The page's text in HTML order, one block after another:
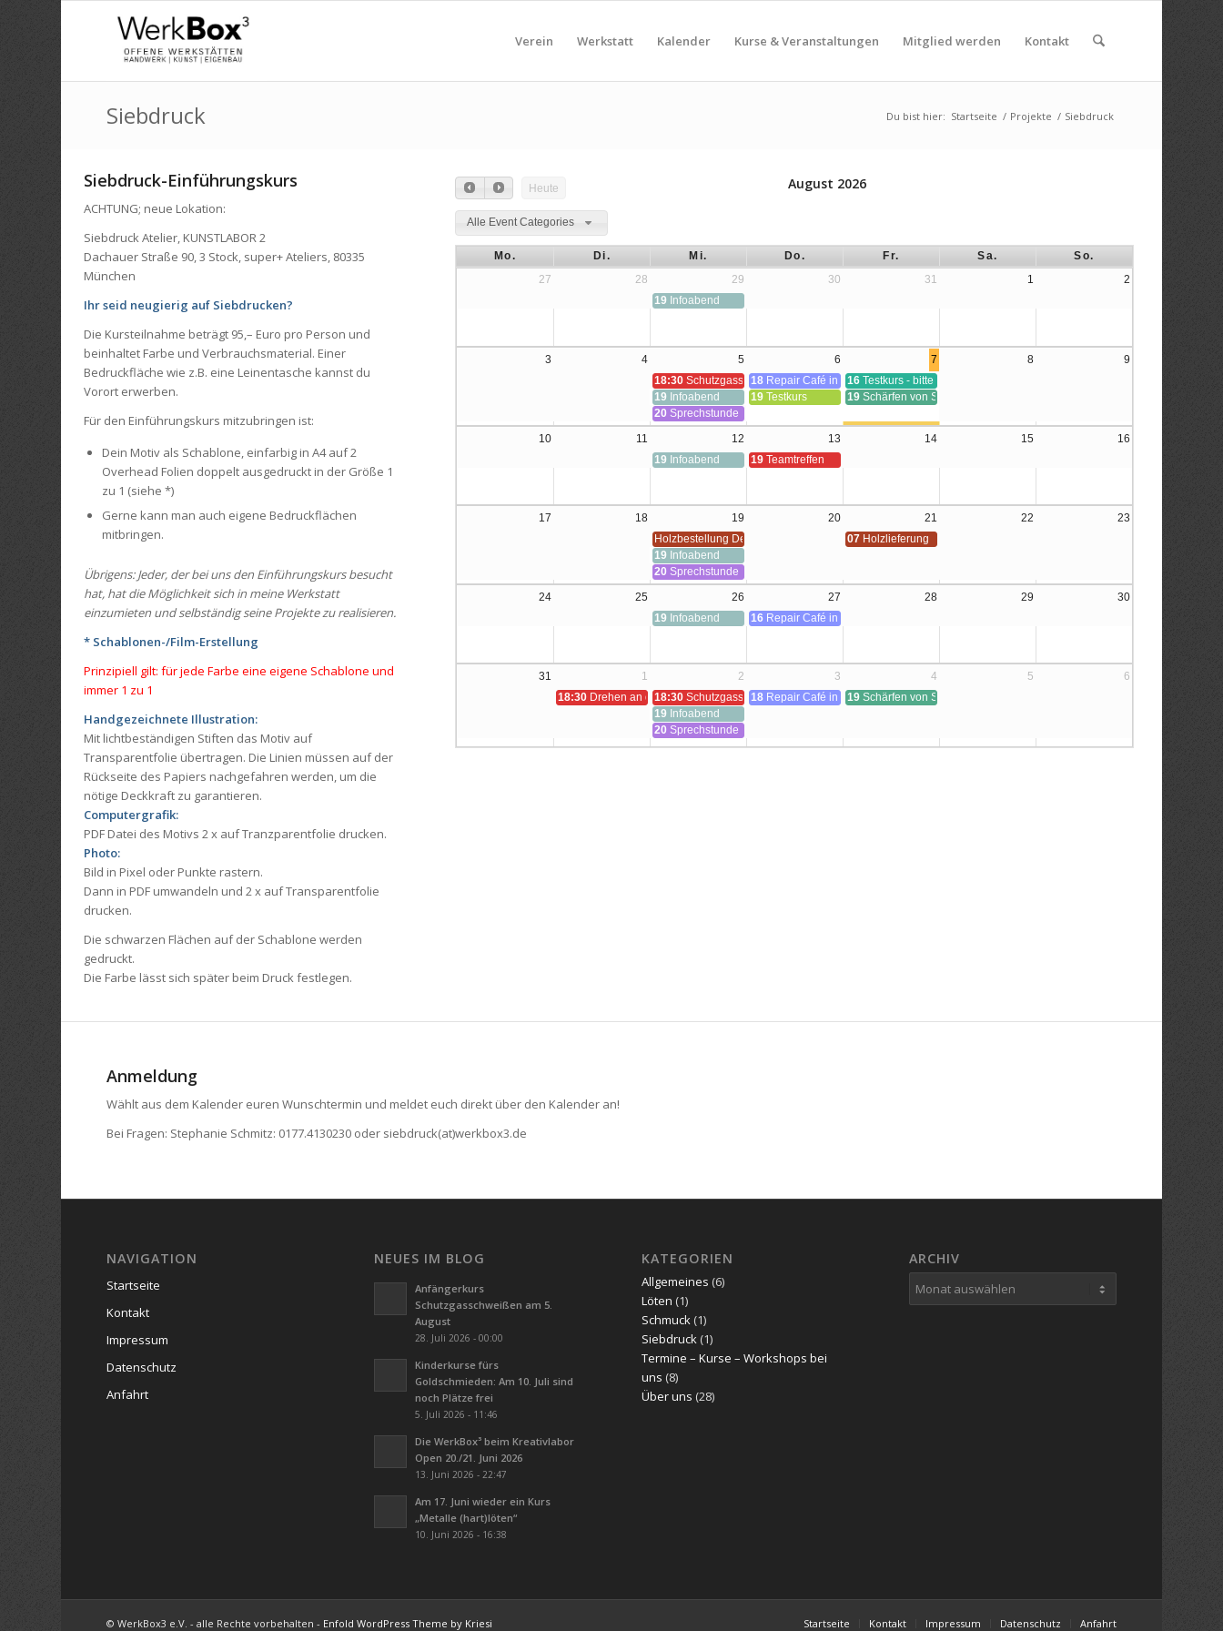
Verein Werkstatt Kalender Kurse & Veranstaltungen Mitglied werden Kontakt
Siebdruck Du bist hier: Startseite / Projekte / Siebdruck
Siebdruck-Einführungskurs
ACHTUNG; neue Lokation:
Siebdruck Atelier, KUNSTLABOR 2
Dachauer Straße 90, 3 Stock, super+ Ateliers, 80335
München
Ihr seid neugierig auf Siebdrucken?
Die Kursteilnahme beträgt 95,– Euro pro Person und
beinhaltet Farbe und Verbrauchsmaterial. Einer
Bedruckfläche wie z.B. eine Leinentasche kannst du
Vorort erwerben.
Für den Einführungskurs mitzubringen ist:
Dein Motiv als Schablone, einfarbig in A4 auf 2
Overhead Folien doppelt ausgedruckt in der Größe 1
zu 1 (siehe *)
Gerne kann man auch eigene Bedruckflächen
mitbringen.
Übrigens: Jeder, der bei uns den Einführungskurs besucht
hat, hat die Möglichkeit sich in meine Werkstatt
einzumieten und selbständig seine Projekte zu realisieren.
* Schablonen-/Film-Erstellung
Prinzipiell gilt: für jede Farbe eine eigene Schablone und
immer 1 zu 1
Handgezeichnete Illustration:
Mit lichtbeständigen Stiften das Motiv auf
Transparentfolie übertragen. Die Linien müssen auf der
Rückseite des Papiers nachgefahren werden, um die
nötige Deckkraft zu garantieren.
Computergrafik:
PDF Datei des Motivs 2 x auf Tranzparentfolie drucken.
Photo:
Bild in Pixel oder Punkte rastern.
Dann in PDF umwandeln und 2 x auf Transparentfolie
drucken.
Die schwarzen Flächen auf der Schablone werden
gedruckt.
Die Farbe lässt sich später beim Druck festlegen.
Heute August 2026
Alle Event Categories
Mo. Di. Mi. Do. Fr. Sa.
So.
27
28 29 30 31 1
2
19 Infoabend
3 4 5 6 7 8
9
18:30 Schutzgasschweißen (MAG) für Anfänger:innen
18 Repair Café in der WerkBox³
16 Testkurs - bitte ignorieren
19 Infoabend 19 Testkurs 19 Schärfen von Stemm- und Hobeleisen
20 Sprechstunde Holzwerkstatt (Angebot nur für Mitglieder)
10
11 12 13 14 15
16
19 Infoabend 19 Teamtreffen
17 18 19 20 21 22
23
Holzbestellung Deadline
07 Holzlieferung
19 Infoabend
20 Sprechstunde Holzwerkstatt (Angebot nur für Mitglieder)
24
25 26 27 28 29
30
19 Infoabend 16 Repair Café in der Stadtbibliothek Neuhausen
31 1 2 3 4 5
6
18:30 Drehen an der konventionellen Drehmaschine (für Mitglieder)
18:30 Schutzgasschweißen (MAG) für Anfänger:innen
18 Repair Café in der WerkBox³
19 Schärfen von Stemm- und Hobeleisen
19 Infoabend
20 Sprechstunde Holzwerkstatt (Angebot nur für Mitglieder)
Anmeldung
Wählt aus dem Kalender euren Wunschtermin und meldet euch direkt über den Kalender an!
Bei Fragen: Stephanie Schmitz: 0177.4130230 oder siebdruck(at)werkbox3.de
NAVIGATION
Startseite
Kontakt
Impressum
Datenschutz
Anfahrt
NEUES IM BLOG
Anfängerkurs
Schutzgasschweißen am 5.
August
28. Juli 2026 - 00:00
Kinderkurse fürs
Goldschmieden: Am 10. Juli sind
noch Plätze frei
5. Juli 2026 - 11:46
Die WerkBox³ beim Kreativlabor
Open 20./21. Juni 2026
13. Juni 2026 - 22:47
Am 17. Juni wieder ein Kurs
„Metalle (hart)löten“
10. Juni 2026 - 16:38
KATEGORIEN
Allgemeines (6)
Löten (1)
Schmuck (1)
Siebdruck (1)
Termine – Kurse – Workshops bei
uns (8)
Über uns (28)
ARCHIV
© WerkBox3 e.V. - alle Rechte vorbehalten - Enfold WordPress Theme by Kriesi Startseite Kontakt Impressum Datenschutz Anfahrt